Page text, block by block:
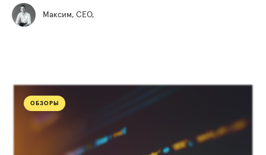
Максим, СЕО,
ОБЗОРЫ